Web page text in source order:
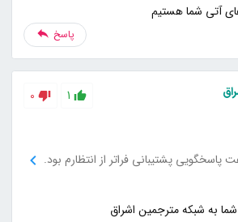
آتی شما هستیم
پاسخ
1
0
پشتیبانی فراتر از انتظارم بود.